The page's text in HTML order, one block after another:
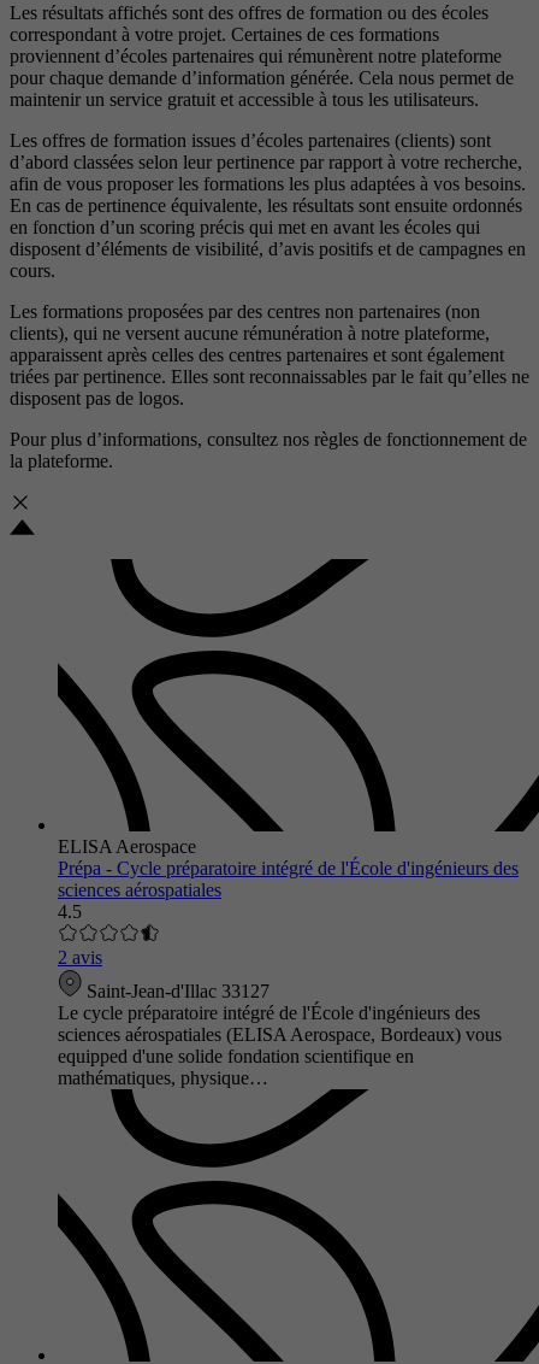
Les résultats affichés sont des offres de formation ou des écoles
correspondant à votre projet. Certaines de ces formations
proviennent d’écoles partenaires qui rémunèrent notre plateforme
pour chaque demande d’information générée. Cela nous permet de
maintenir un service gratuit et accessible à tous les utilisateurs.
Les offres de formation issues d’écoles partenaires (clients) sont
d’abord classées selon leur pertinence par rapport à votre recherche,
afin de vous proposer les formations les plus adaptées à vos besoins.
En cas de pertinence équivalente, les résultats sont ensuite ordonnés
en fonction d’un scoring précis qui met en avant les écoles qui
disposent d’éléments de visibilité, d’avis positifs et de campagnes en
cours.
Les formations proposées par des centres non partenaires (non
clients), qui ne versent aucune rémunération à notre plateforme,
apparaissent après celles des centres partenaires et sont également
triées par pertinence. Elles sont reconnaissables par le fait qu’elles ne
disposent pas de logos.
Pour plus d’informations, consultez nos règles de fonctionnement de
la plateforme.
ELISA Aerospace
Prépa - Cycle préparatoire intégré de l'École d'ingénieurs des
sciences aérospatiales
4.5
2 avis
Saint-Jean-d'Illac 33127
Le cycle préparatoire intégré de l'École d'ingénieurs des
sciences aérospatiales (ELISA Aerospace, Bordeaux) vous
equipped d'une solide fondation scientifique en
mathématiques, physique…